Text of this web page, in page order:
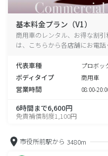
基本料金プラン（V1）
商用車のレンタル、お得な割
は、こちらから各店舗にお電話
代表車種 プロボッ
ボディタイプ 商用車
営業時間 08:00-
6時間まで6,600円
免責補償制度1,100円
市役所前駅から 3480m